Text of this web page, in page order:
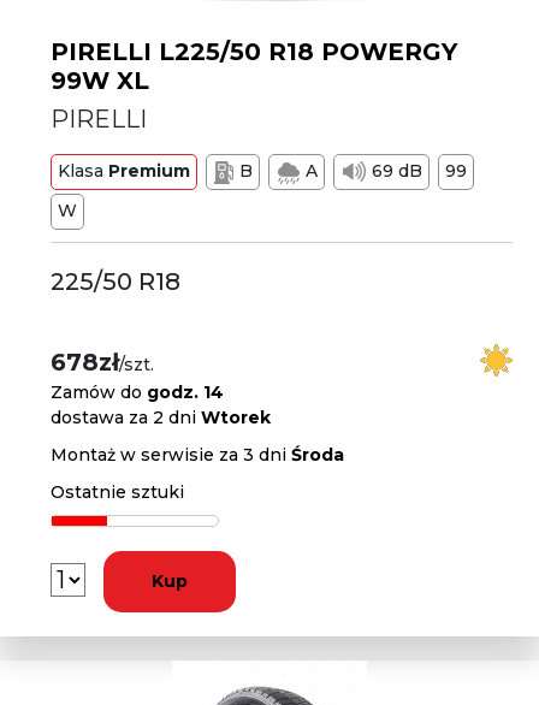
PIRELLI L225/50 R18 POWERGY
99W XL
PIRELLI
Klasa Premium B A 69 dB
99
W
225/50 R18
678zł/szt.
Zamów do godz. 14
dostawa za 2 dniWtorek
Montaż w serwisie za 3 dniŚroda
Ostatnie sztuki
Kup